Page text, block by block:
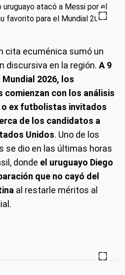
cita ecuménica sumó un
discursiva en la región. A 9
2026, los
con los análisis
ex futbolistas invitados
de los candidatos a
Unidos. Uno de los
se dio en las últimas horas
donde el uruguayo Diego
que no cayó del
al restarle méritos al